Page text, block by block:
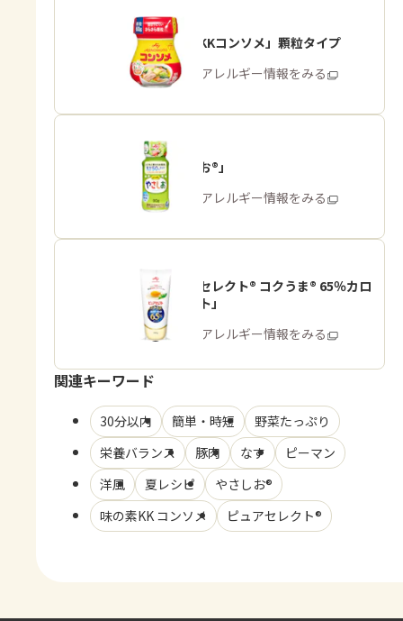
「味の素KKコンソメ」顆粒タイプ
商品・アレルギー情報をみる
「やさしお®」
商品・アレルギー情報をみる
「ピュアセレクト® コクうま® 65％カロ
リーカット」
商品・アレルギー情報をみる
関連キーワード
30分以内 簡単・時短
野菜たっぷり
栄養バランス
豚肉 なす
ピーマン
洋風
夏レシピ
やさしお®
味の素KK コンソメ
ピュアセレクト®